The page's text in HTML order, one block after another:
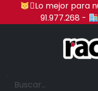
‍🏍Lo mejor para
91.977.268 -